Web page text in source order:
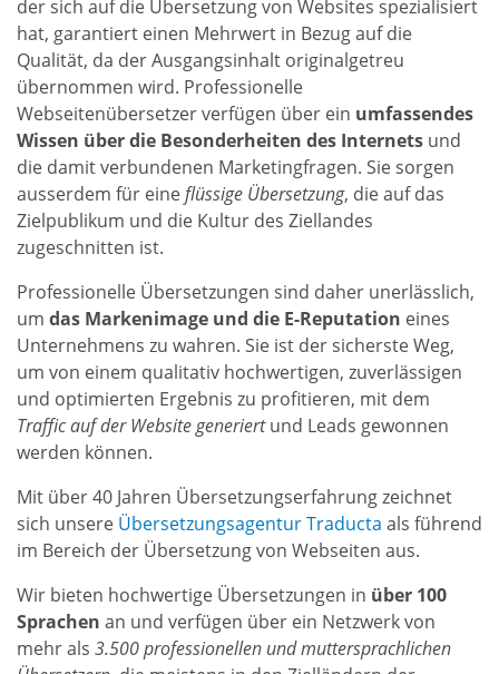
der sich auf die Übersetzung von Websites spezialisiert
hat, garantiert einen Mehrwert in Bezug auf die
Qualität, da der Ausgangsinhalt originalgetreu
übernommen wird. Professionelle
Webseitenübersetzer verfügen über ein umfassendes
Wissen über die Besonderheiten des Internets und
die damit verbundenen Marketingfragen. Sie sorgen
ausserdem für eineflüssige Übersetzung, die auf das
Zielpublikum und die Kultur des Ziellandes
zugeschnitten ist.
Professionelle Übersetzungen sind daher unerlässlich,
um das Markenimage und die E-Reputation eines
Unternehmens zu wahren. Sie ist der sicherste Weg,
um von einem qualitativ hochwertigen, zuverlässigen
und optimierten Ergebnis zu profitieren, mit dem
Traffic auf der Website generiertund Leads gewonnen
werden können.
Mit über 40 Jahren Übersetzungserfahrung zeichnet
sich unsere Übersetzungsagentur Traducta als führend
im Bereich der Übersetzung von Webseiten aus.
Wir bieten hochwertige Übersetzungen in über 100
Sprachen an und verfügen über ein Netzwerk von
mehr als 3.500 professionellen und muttersprachlichen